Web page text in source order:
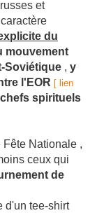
et
du
mouvement
Soviétique , y
l'EOR [ lien
spirituels
Fête Nationale ,
ceux qui
de
d'un tee-shirt